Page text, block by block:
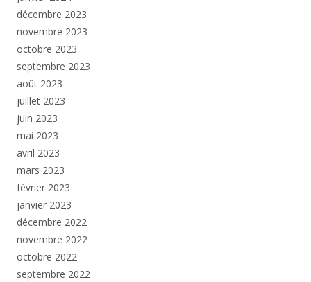
décembre 2023
novembre 2023
octobre 2023
septembre 2023
août 2023
juillet 2023
juin 2023
mai 2023
avril 2023
mars 2023
février 2023
janvier 2023
décembre 2022
novembre 2022
octobre 2022
septembre 2022